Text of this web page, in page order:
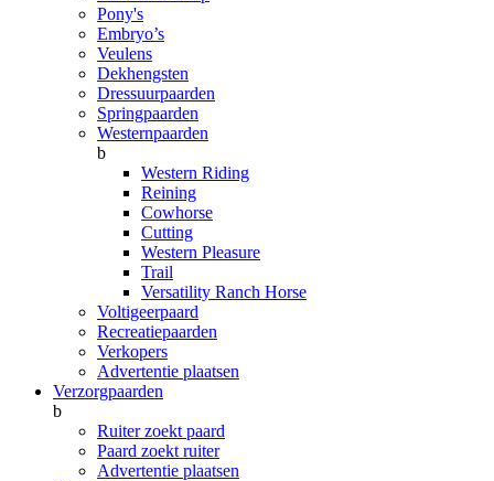
Pony's
Embryo’s
Veulens
Dekhengsten
Dressuurpaarden
Springpaarden
Westernpaarden
b
Western Riding
Reining
Cowhorse
Cutting
Western Pleasure
Trail
Versatility Ranch Horse
Voltigeerpaard
Recreatiepaarden
Verkopers
Advertentie plaatsen
Verzorgpaarden
b
Ruiter zoekt paard
Paard zoekt ruiter
Advertentie plaatsen